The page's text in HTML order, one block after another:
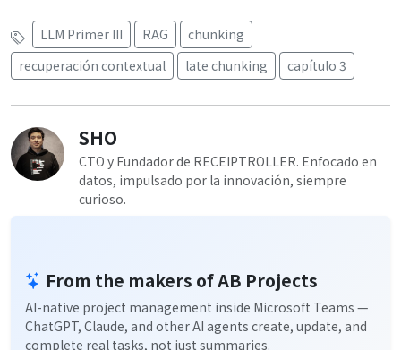
LLM Primer III RAG
chunking
recuperación contextual
late chunking capítulo 3
SHO
CTO y Fundador de RECEIPTROLLER. Enfocado en
datos, impulsado por la innovación, siempre
curioso.
From the makers of AB Projects
AI-native project management inside Microsoft Teams —
ChatGPT, Claude, and other AI agents create, update, and
complete real tasks, not just summaries.